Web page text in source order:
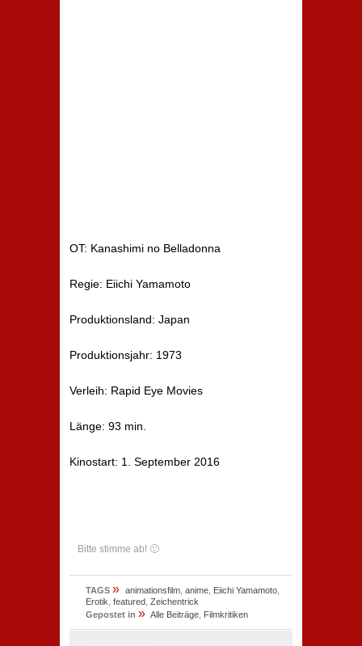
OT: Kanashimi no Belladonna
Regie: Eiichi Yamamoto
Produktionsland: Japan
Produktionsjahr: 1973
Verleih: Rapid Eye Movies
Länge: 93 min.
Kinostart: 1. September 2016
Bitte stimme ab! 🙂
TAGS » animationsfilm anime Eiichi Yamamoto
Erotik featured Zeichentrick
Gepostet in » Alle Beiträge Filmkritiken